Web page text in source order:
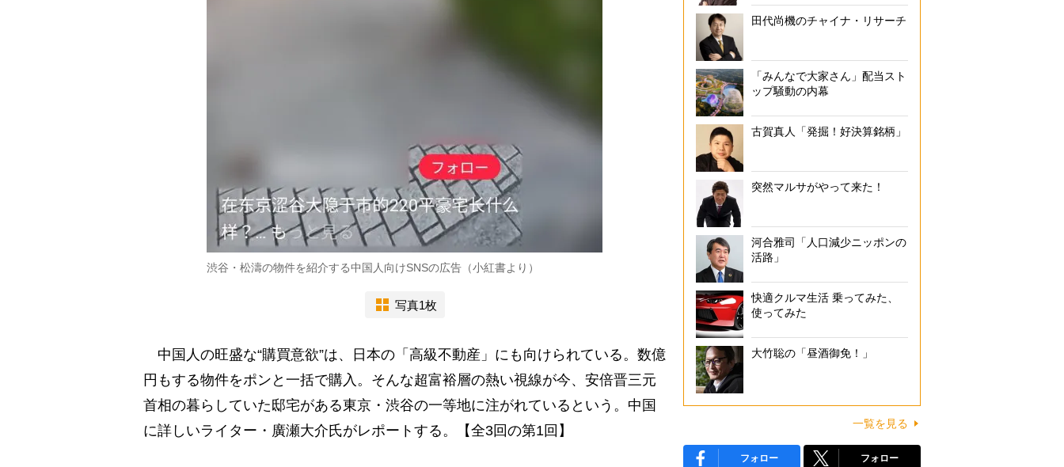
渋谷・松濤の物件を紹介する中国人向けSNSの広告（小紅書より）
写真1枚
中国人の旺盛な“購買意欲”は、日本の「高級不動産」にも向けられている。数億
円もする物件をポンと一括で購入。そんな超富裕層の熱い視線が今、安倍晋三元
首相の暮らしていた邸宅がある東京・渋谷の一等地に注がれているという。中国
に詳しいライター・廣瀬大介氏がレポートする。【全3回の第1回】
田代尚機のチャイナ・リサーチ
「みんなで大家さん」配当スト
ップ騒動の内幕
古賀真人「発掘！好決算銘柄」
突然マルサがやって来た！
河合雅司「人口減少ニッポンの
活路」
快適クルマ生活 乗ってみた、
使ってみた
大竹聡の「昼酒御免！」
一覧を見る
フォロー フォロー